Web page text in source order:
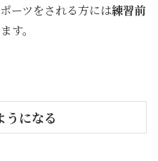
ーツをされる方には練習前
す。
うになる